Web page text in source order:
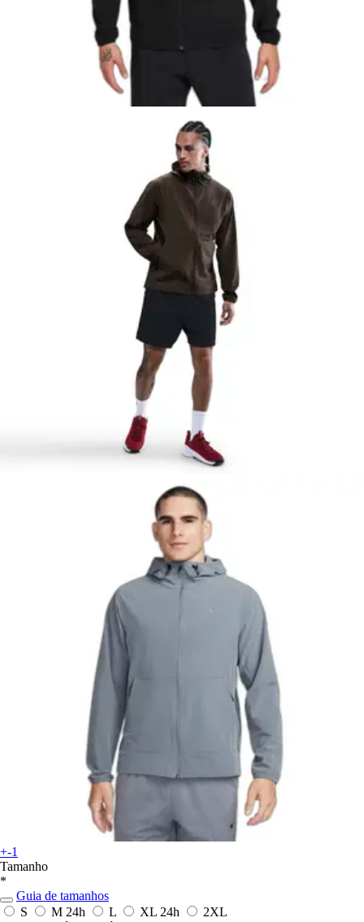
+-1
Tamanho
*
Guia de tamanhos
S
M 24h L XL 24h
2XL